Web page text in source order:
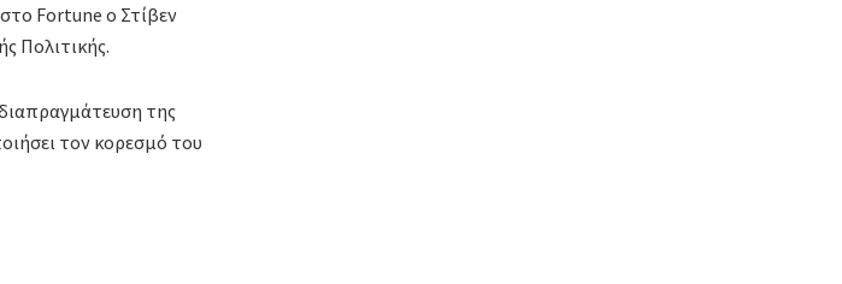
Fortune ο Στίβεν
Πολιτικής.
της
τον κορεσμό του